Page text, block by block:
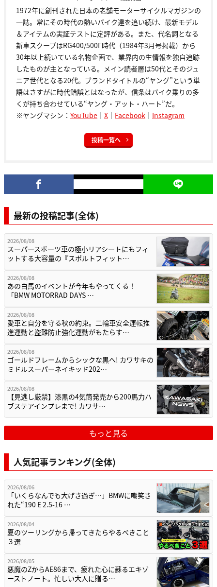
1972年に創刊された日本の老舗モーターサイクルマガジンの
一誌。常にその時代の熱いバイク達を追い続け、最新モデル
＆アイテムの実証テストに定評がある。また、代名詞となる
新車スクープはRG400/500Γ時代（1984年3月号掲載）から
30年以上続いている名物企画で、業界内の生情報を独自追跡
したものが主となっている。メイン読者層は50代とそのジュ
ニア世代となる20代。ブランドタイトルの“ヤング”という単
語はさすがに時代錯誤とはなったが、信条はバイク乗りの多
くが持ち合わせている“ヤング・アット・ハート”だ。
※ヤングマシン： YouTube ｜ X ｜ Facebook ｜ Instagram
投稿一覧へ
最新の投稿記事(全体)
2026/08/08
スーパースポーツ車の極小リアシートにもフィ
ットする大容量の『スポルトフィット…
2026/08/08
あの白馬のイベントが今年もやってくる！
「BMW MOTORRAD DAYS …
2026/08/08
愛車と自分を守る秋の約束。二輪車安全運転推
進運動と盗難防止強化運動がもたらす…
2026/08/08
ゴールドフレームからシックな黒へ! カワサキの
ミドルスーパーネイキッド202…
2026/08/08
【見逃し厳禁】漆黒の4気筒発売から200馬力ハ
ブステアインプレまで! カワサ…
もっと見る
人気記事ランキング(全体)
2026/08/06
「いくらなんでも大げさ過ぎ…」BMWに嘲笑さ
れた“190 E 2.5-16 …
2026/08/04
夏のツーリングから帰ってきたらやるべきこと
３選
2026/08/05
悪魔のZからAE86まで、疲れた心に蘇るエキゾ
ーストノート。忙しい大人に贈る…